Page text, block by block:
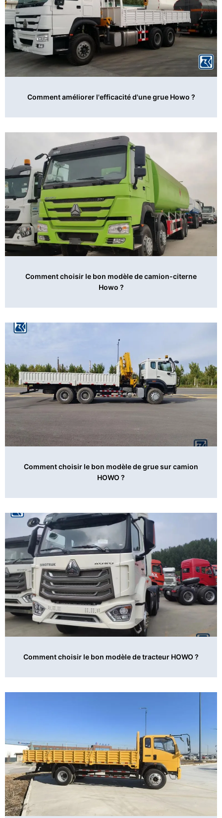
Comment améliorer l'efficacité d'une grue Howo ?
Comment choisir le bon modèle de camion-citerne
Howo ?
Comment choisir le bon modèle de grue sur camion
HOWO ?
Comment choisir le bon modèle de tracteur HOWO ?